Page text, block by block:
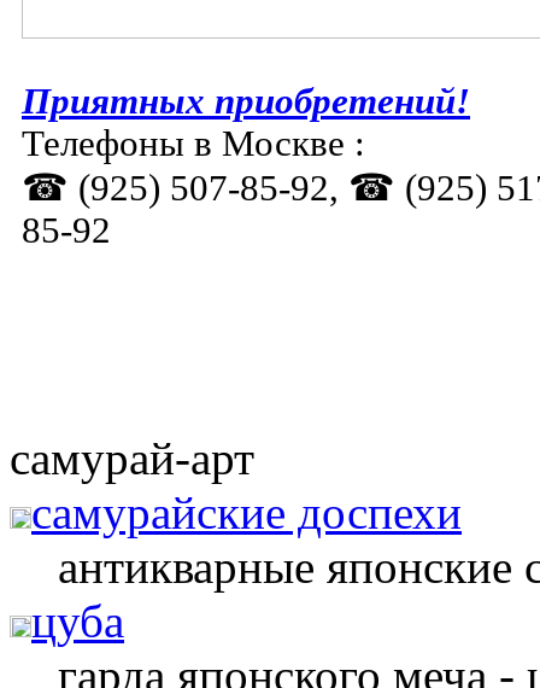
Приятных приобретений!
Телефоны в Москве :
☎ (925) 507-85-92, ☎ (925)
85-92
самурай-арт
самурайские доспехи
антикварные японские
цуба
гарда японского меча